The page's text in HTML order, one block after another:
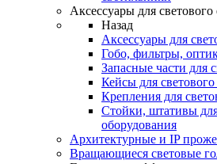
Аксессуары для
Назад
Аксессуары для
Гобо, фильтры,
Запасные части для
Кейсы для
Крепления для
Стойки, штативы
оборудования
Архитектурные и IP
Вращающиеся световые